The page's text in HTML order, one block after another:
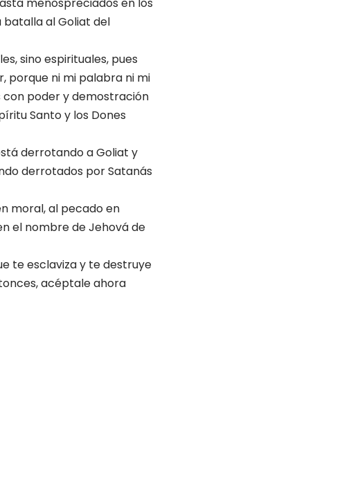
batalla al Goliat del
sino espirituales, pues
porque ni mi palabra ni mi
con poder y demostración
Santo y los Dones
derrotando a Goliat y
derrotados por Satanás
moral, al pecado en
el nombre de Jehová de
te esclaviza y te destruye
acéptale ahora